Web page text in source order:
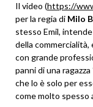
Il video (https://
per la regia di Milo
stesso Emil,
della
con grande
panni di una
che lo è solo per
come molto spesso